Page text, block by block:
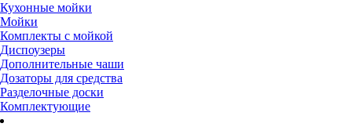
Кухонные мойки
Мойки
Комплекты с мойкой
Диспоузеры
Дополнительные чаши
Дозаторы для средства
Разделочные доски
Комплектующие